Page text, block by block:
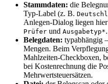
Stammdaten: die
Typ-Label (z. B.
Anlegen-Dialog liegen
Prüfer und Ausgabetyp*.
Belegdaten: typabhängig
Mengen. Beim
Mahlzeiten-Checkboxen,
bei Kostenrechnung die
Mehrwertsteuersätzen.